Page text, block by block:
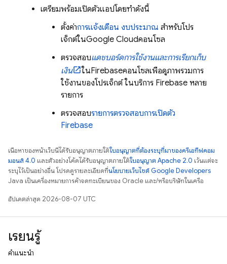
เตรียมพร้อมเปิดตัวแอปโดยทำดังนี้
ตั้งค่าการแจ้งเตือน งบประมาณ สำหรับโปร
เจ็กต์ในGoogle Cloudคอนโซล
ตรวจสอบแดชบอร์ดการใช้งานและการเรียกเก็บ
เงิน
ในFirebaseคอนโซลเพื่อดูภาพรวมการ
ใช้งานของโปรเจ็กต์ ในบริการ Firebase หลาย
รายการ
ตรวจสอบรายการตรวจสอบการเปิดตัว
Firebase
เนื้อหาของหน้าเว็บนี้ได้รับอนุญาตภายใต้ใบอนุญาตที่ต้องระบุที่มาของครีเอทีฟคอม
มอนส์ 4.0 และตัวอย่างโค้ดได้รับอนุญาตภายใต้ใบอนุญาต Apache 2.0 เว้นแต่จะ
ระบุไว้เป็นอย่างอื่น โปรดดูรายละเอียดที่นโยบายเว็บไซต์ Google Developers
Java เป็นเครื่องหมายการค้าจดทะเบียนของ Oracle และ/หรือบริษัทในเครือ
อัปเดตล่าสุด 2026-08-07 UTC
เรียนรู้
คำแนะนำ